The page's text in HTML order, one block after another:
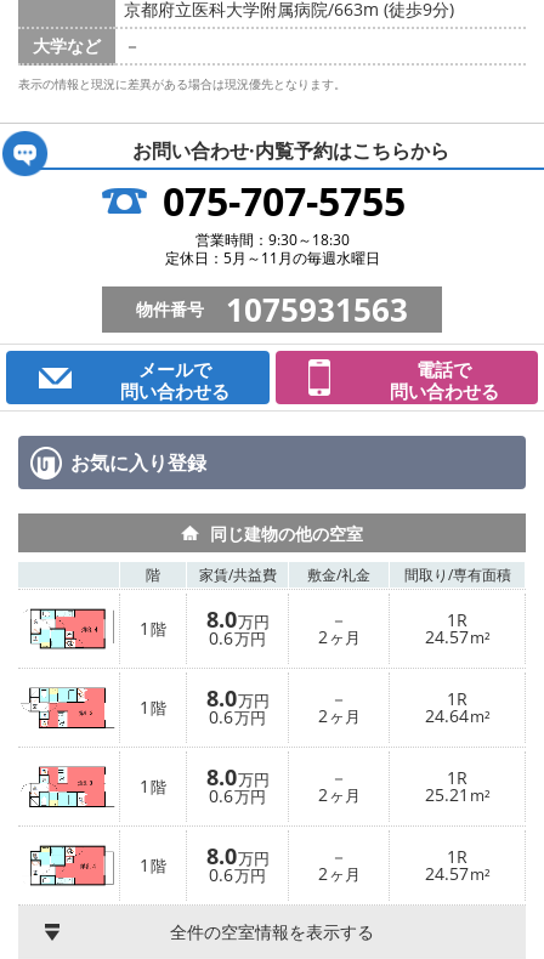
京都府立医科大学附属病院/663m (徒歩9分)
大学など
－
表示の情報と現況に差異がある場合は現況優先となります。
お問い合わせ·内覧予約はこちらから
075-707-5755
営業時間：9:30～18:30
定休日：5月～11月の毎週水曜日
物件番号 1075931563
メールで
問い合わせる
電話で
問い合わせる
お気に入り登録
同じ建物の他の空室
階 家賃/共益費 敷金/礼金 間取り/専有面積
1 階 8.0万円
0.6万円
－
2ヶ月
1R
24.57m²
1 階 8.0万円
0.6万円
－
2ヶ月
1R
24.64m²
1 階 8.0万円
0.6万円
－
2ヶ月
1R
25.21 m²
1 階 8.0万円
0.6万円
－
2ヶ月
1R
24.57m²
全件の空室情報を表示する